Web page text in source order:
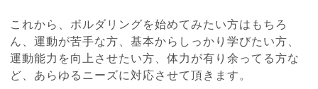
これから、ボルダリングを始めてみたい方はもちろ
ん、運動が苦手な方、基本からしっかり学びたい方、
運動能力を向上させたい方、体力が有り余ってる方な
ど、あらゆるニーズに対応させて頂きます。